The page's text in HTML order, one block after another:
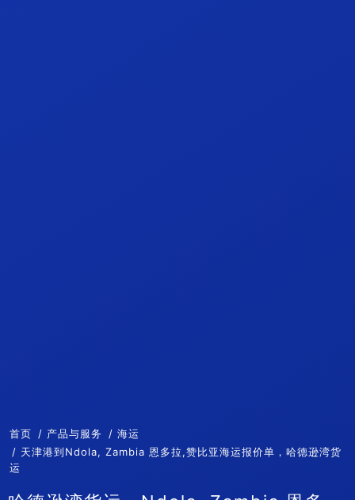
首页 产品与服务
海运
天津港到Ndola, Zambia 恩多拉,赞比亚海运报价单，哈德逊湾货
运